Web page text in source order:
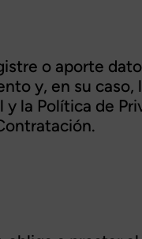
o aporte
y, en su
la Política de